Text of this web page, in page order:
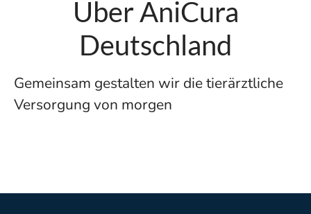
Über AniCura
Deutschland
Gemeinsam gestalten wir die tierärztliche
Versorgung von morgen